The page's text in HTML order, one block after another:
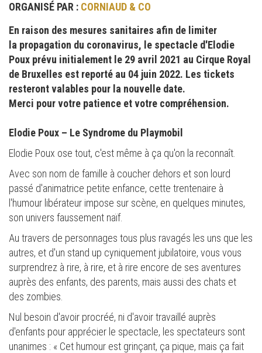
ORGANISÉ PAR : CORNIAUD & CO
En raison des mesures sanitaires afin de limiter
la propagation du coronavirus, le spectacle d'Elodie
Poux prévu initialement le 29 avril 2021 au Cirque Royal
de Bruxelles est reporté au 04 juin 2022. Les tickets
resteront valables pour la nouvelle date.
Merci pour votre patience et votre compréhension.
Elodie Poux – Le Syndrome du Playmobil
Elodie Poux ose tout, c'est même à ça qu'on la reconnaît.
Avec son nom de famille à coucher dehors et son lourd
passé d'animatrice petite enfance, cette trentenaire à
l'humour libérateur impose sur scène, en quelques minutes,
son univers faussement naïf.
Au travers de personnages tous plus ravagés les uns que les
autres, et d'un stand up cyniquement jubilatoire, vous vous
surprendrez à rire, à rire, et à rire encore de ses aventures
auprès des enfants, des parents, mais aussi des chats et
des zombies.
Nul besoin d'avoir procréé, ni d'avoir travaillé auprès
d'enfants pour apprécier le spectacle, les spectateurs sont
unanimes : « Cet humour est grinçant, ça pique, mais ça fait